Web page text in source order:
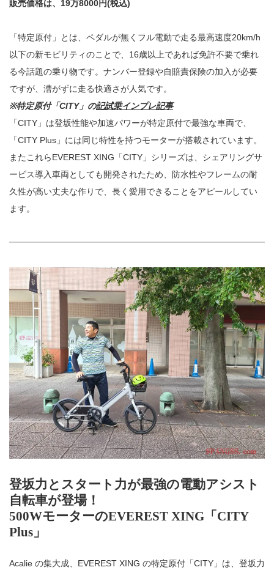
販売価格は、19万8000円(税込)
「特定原付」とは、ペダルが無くフル電動で走る最高速度20km/h
以下の新モビリティのことで、16歳以上であれば免許不要で乗れ
る今話題の乗り物です。ナンバー登録や自賠責保険の加入が必要
ですが、漕がずに走る快適さが人気です。
※特定原付「CITY」の記試乗インプレ記事
「CITY」は登坂性能や加速パワーが特定原付で最強な車両で、
「CITY Plus」には同じ特性を持つモーターが搭載されています。
またこれらEVEREST XING「CITY」シリーズは、シェアリングサ
ービス導入車両としても開発されたため、防水性やフレームの耐
久性が高い丈夫な作りで、長く愛用できることをアピールしてい
ます。
登坂力とスタート力が最強の電動アシスト
自転車が登場！
500WモーターのEVEREST XING「CITY
Plus」
Acalie の集大成、EVEREST XING の特定原付「CITY」は、登坂力